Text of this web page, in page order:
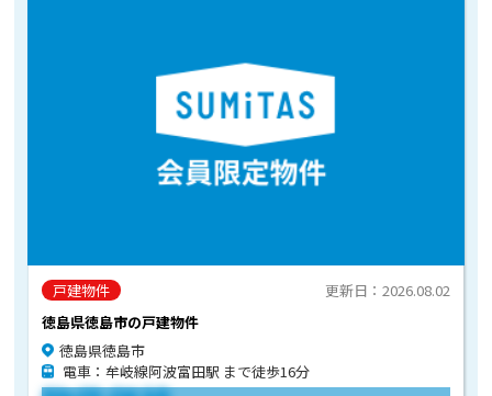
戸建物件
徳島県徳島市の戸建物件
更新日：2026.08.02
徳島県徳島市
電車：牟岐線阿波富田駅 まで徒歩16分